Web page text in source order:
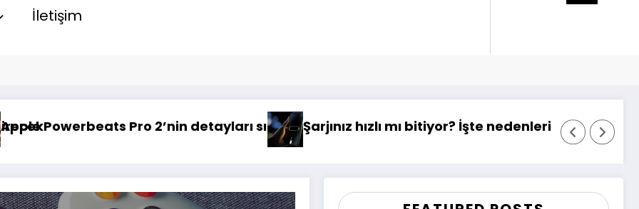
İletişim
2’nin detayları sızdı! Şarjınız hızlı mı bitiyor? İşte nedenleri! A Look at Vintage